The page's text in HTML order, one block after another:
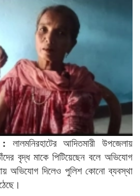
: লালমনিরহাটের আদিতমারী উপজেলায়
বৃদ্ধ মাকে পিটিয়েছেন বলে অভিযোগ
অভিযোগ দিলেও পুলিশ কোনো ব্যবস্থা